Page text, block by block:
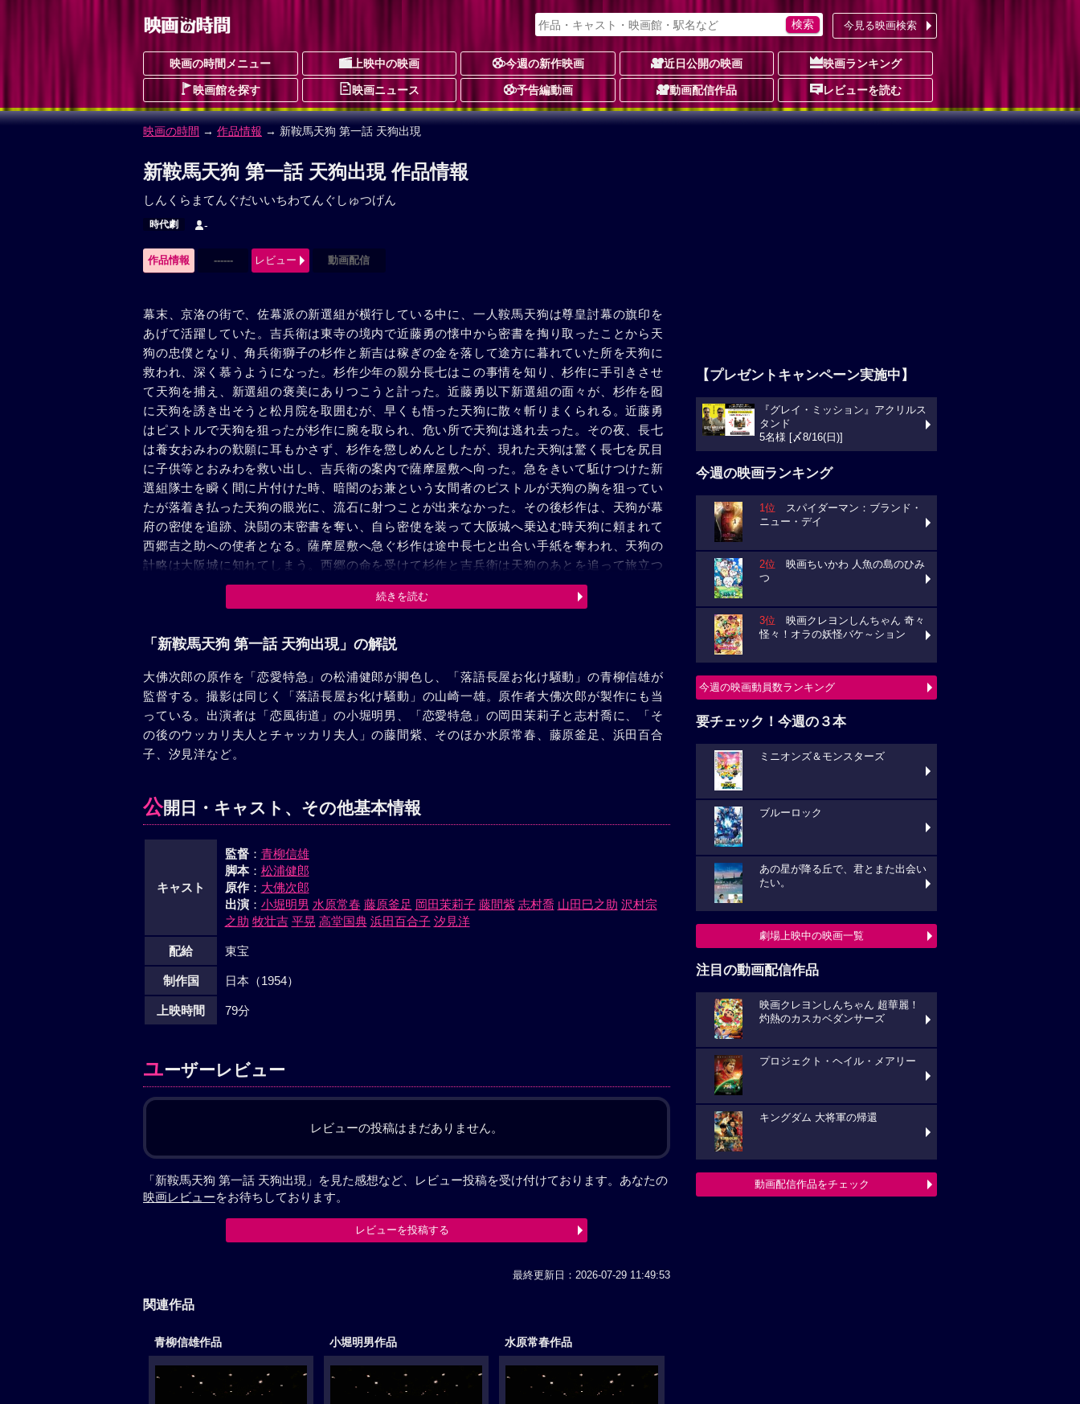
今見る映画検索
映画の時間メニュー 上映中の映画 今週の新作映画 近日公開の映画 映画ランキング
映画館を探す 映画ニュース 予告編動画 動画配信作品 レビューを読む
映画の時間 → 作品情報 → 新鞍馬天狗 第一話 天狗出現
新鞍馬天狗 第一話 天狗出現 作品情報
しんくらまてんぐだいいちわてんぐしゅつげん
時代劇 -
作品情報 ------ レビュー 動画配信
幕末、京洛の街で、佐幕派の新選組が横行している中に、一人鞍馬天狗は尊皇討幕の旗印を
あげて活躍していた。吉兵衛は東寺の境内で近藤勇の懐中から密書を掏り取ったことから天
狗の忠僕となり、角兵衛獅子の杉作と新吉は稼ぎの金を落して途方に暮れていた所を天狗に
救われ、深く慕うようになった。杉作少年の親分長七はこの事情を知り、杉作に手引きさせ
て天狗を捕え、新選組の褒美にありつこうと計った。近藤勇以下新選組の面々が、杉作を囮
に天狗を誘き出そうと松月院を取囲むが、早くも悟った天狗に散々斬りまくられる。近藤勇
はピストルで天狗を狙ったが杉作に腕を取られ、危い所で天狗は逃れ去った。その夜、長七
は養女おみわの歎願に耳もかさず、杉作を懲しめんとしたが、現れた天狗は驚く長七を尻目
に子供等とおみわを救い出し、吉兵衛の案内で薩摩屋敷へ向った。急をきいて駈けつけた新
選組隊士を瞬く間に片付けた時、暗闇のお兼という女間者のピストルが天狗の胸を狙ってい
たが落着き払った天狗の眼光に、流石に射つことが出来なかった。その後杉作は、天狗が幕
府の密使を追跡、決闘の末密書を奪い、自ら密使を装って大阪城へ乗込む時天狗に頼まれて
西郷吉之助への使者となる。薩摩屋敷へ急ぐ杉作は途中長七と出合い手紙を奪われ、天狗の
計略は大阪城に知れてしまう。西郷の命を受けて杉作と吉兵衛は天狗のあとを追って旅立つ
が一方大阪城で見破られた天狗は、獅子奮迅の死闘も及ばず次第に危機に陥ってゆく。
続きを読む
「新鞍馬天狗 第一話 天狗出現」の解説
大佛次郎の原作を「恋愛特急」の松浦健郎が脚色し、「落語長屋お化け騒動」の青柳信雄が
監督する。撮影は同じく「落語長屋お化け騒動」の山崎一雄。原作者大佛次郎が製作にも当
っている。出演者は「恋風街道」の小堀明男、「恋愛特急」の岡田茉莉子と志村喬に、「そ
の後のウッカリ夫人とチャッカリ夫人」の藤間紫、そのほか水原常春、藤原釜足、浜田百合
子、汐見洋など。
公開日・キャスト、その他基本情報
キャスト
監督： 青柳信雄
脚本： 松浦健郎
原作： 大佛次郎
出演： 小堀明男 水原常春 藤原釜足 岡田茉莉子 藤間紫 志村喬 山田巳之助 沢村宗
之助 牧壮吉 平晃 高堂国典 浜田百合子 汐見洋
配給 東宝
制作国 日本（1954）
上映時間 79分
ユーザーレビュー
レビューの投稿はまだありません。
「新鞍馬天狗 第一話 天狗出現」を見た感想など、レビュー投稿を受け付けております。あなたの
映画レビューをお待ちしております。
レビューを投稿する
最終更新日：2026-07-29 11:49:53
関連作品
青柳信雄作品 小堀明男作品 水原常春作品
【プレゼントキャンペーン実施中】
『グレイ・ミッション』アクリルス
タンド
5名様 [〆8/16(日)]
今週の映画ランキング
1位 スパイダーマン：ブランド・
ニュー・デイ
2位 映画ちいかわ 人魚の島のひみ
つ
3位 映画クレヨンしんちゃん 奇々
怪々！オラの妖怪バケ～ション
今週の映画動員数ランキング
要チェック！今週の３本
ミニオンズ＆モンスターズ
ブルーロック
あの星が降る丘で、君とまた出会い
たい。
劇場上映中の映画一覧
注目の動画配信作品
映画クレヨンしんちゃん 超華麗！
灼熱のカスカベダンサーズ
プロジェクト・ヘイル・メアリー
キングダム 大将軍の帰還
動画配信作品をチェック